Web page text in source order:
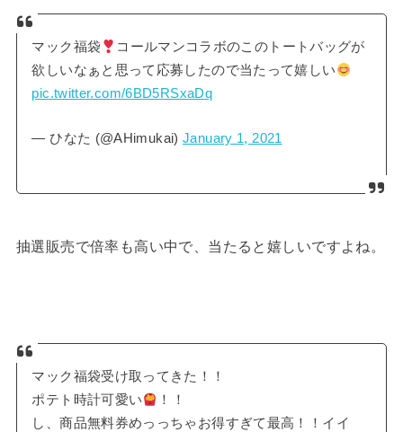
マック福袋
コールマンコラボのこのトートバッグが
欲しいなぁと思って応募したので当たって嬉しい
pic.twitter.com/6BD5RSxaDq
— ひなた (@AHimukai)January 1, 2021
抽選販売で倍率も高い中で、当たると嬉しいですよね。
マック福袋受け取ってきた！！
ポテト時計可愛い
！！
し、商品無料券めっっちゃお得すぎて最高！！イイ